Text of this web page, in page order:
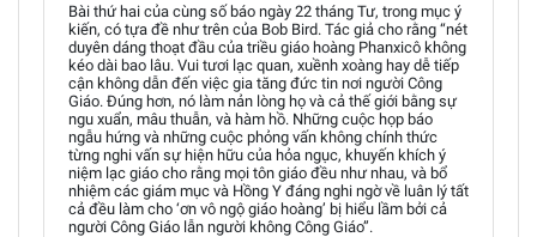
Bài thứ hai của cùng số báo ngày 22 tháng Tư, trong mục ý
kiến, có tựa đề như trên của Bob Bird. Tác giả cho rằng “nét
duyên dáng thoạt đầu của triều giáo hoàng Phanxicô không
kéo dài bao lâu. Vui tươi lạc quan, xuềnh xoàng hay dễ tiếp
cận không dẫn đến việc gia tăng đức tin nơi người Công
Giáo. Đúng hơn, nó làm nản lòng họ và cả thế giới bằng sự
ngu xuẩn, mâu thuẫn, và hàm hồ. Những cuộc họp báo
ngẫu hứng và những cuộc phỏng vấn không chính thức
từng nghi vấn sự hiện hữu của hỏa ngục, khuyến khích ý
niệm lạc giáo cho rằng mọi tôn giáo đều như nhau, và bổ
nhiệm các giám mục và Hồng Y đáng nghi ngờ về luân lý tất
cả đều làm cho ‘ơn vô ngộ giáo hoàng’ bị hiểu lầm bởi cả
người Công Giáo lẫn người không Công Giáo”.